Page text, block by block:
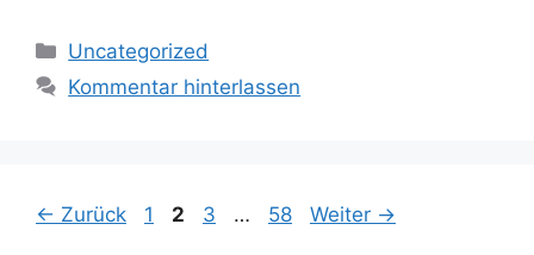
Kategorien
Uncategorized
Kommentar hinterlassen
← Zurück Seite
1 Seite
2 Seite
3 … Seite
58 Weiter →